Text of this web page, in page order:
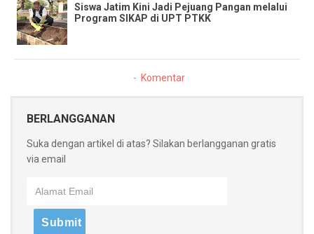
​Siswa Jatim Kini Jadi Pejuang Pangan melalui
Program SIKAP di UPT PTKK ​
Komentar
BERLANGGANAN
Suka dengan artikel di atas? Silakan berlangganan gratis
via email